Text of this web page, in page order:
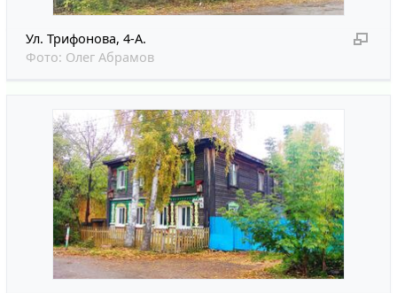
Ул. Трифонова, 4-А.
Фото: Олег Абрамов